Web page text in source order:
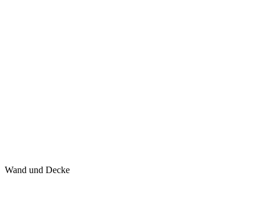
Wand und Decke